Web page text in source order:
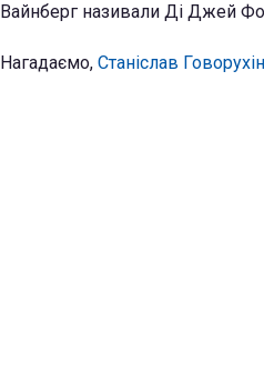
Вайнберг називали Ді Джей
Нагадаємо, Станіслав